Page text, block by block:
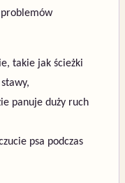
takie jak ścieżki
panuje duży ruch
psa podczas